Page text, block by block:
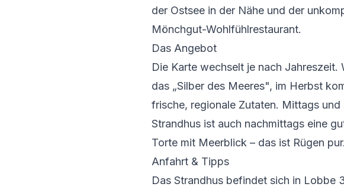
der Ostsee in der Nähe und der
Mönchgut-Wohlfühlrestaurant.
Das Angebot
Die Karte wechselt je nach Jahreszeit.
das „Silber des Meeres", im Herbst
frische, regionale Zutaten. Mittags
Strandhus ist auch nachmittags eine
Torte mit Meerblick – das ist Rügen pur.
Anfahrt & Tipps
Das Strandhus befindet sich in Lobbe